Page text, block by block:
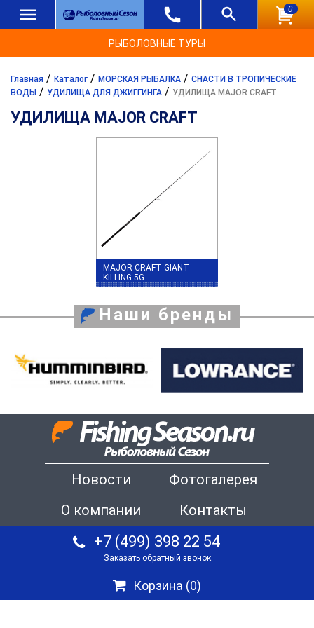
0
РЫБОЛОВНЫЕ ТУРЫ
Главная / Каталог / МОРСКАЯ РЫБАЛКА / СНАСТИ В ТРОПИЧЕСКИЕ
ВОДЫ / УДИЛИЩА ДЛЯ ДЖИГГИНГА / УДИЛИЩА MAJOR CRAFT
УДИЛИЩА MAJOR CRAFT
MAJOR CRAFT GIANT
KILLING 5G
Наши бренды
Новости
Фотогалерея
О компании
Контакты
+7 (499) 398 22 54
Заказать обратный звонок
Корзина (0)